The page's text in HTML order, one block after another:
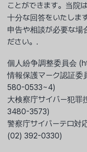
ことができます。当院
十分な回答をいたしま
申告や相談が必要な場
ださい。.
個人紛争調整委員会
情報保護マーク認証
580-0533~4)
大検察庁サイバー犯
3480-3573)
警察庁サイバーテロ
(02) 392-0330)